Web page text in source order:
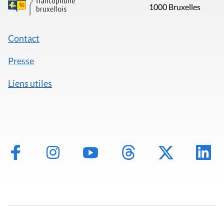
1000 Bruxelles
Contact
Presse
Liens utiles